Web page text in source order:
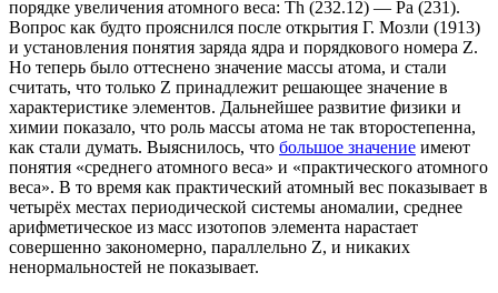
порядке увеличения атомного веса: Th (232.12) — Ра (231).
Вопрос как будто прояснился после открытия Г. Мозли (1913)
и установления понятия заряда ядра и порядкового номера Z.
Но теперь было оттеснено значение массы атома, и стали
считать, что только Z принадлежит решающее значение в
характеристике элементов. Дальнейшее развитие физики и
химии показало, что роль массы атома не так второстепенна,
как стали думать. Выяснилось, что большое значение имеют
понятия «среднего атомного веса» и «практического атомного
веса». В то время как практический атомный вес показывает в
четырёх местах периодической системы аномалии, среднее
арифметическое из масс изотопов элемента нарастает
совершенно закономерно, параллельно Z, и никаких
ненормальностей не показывает.